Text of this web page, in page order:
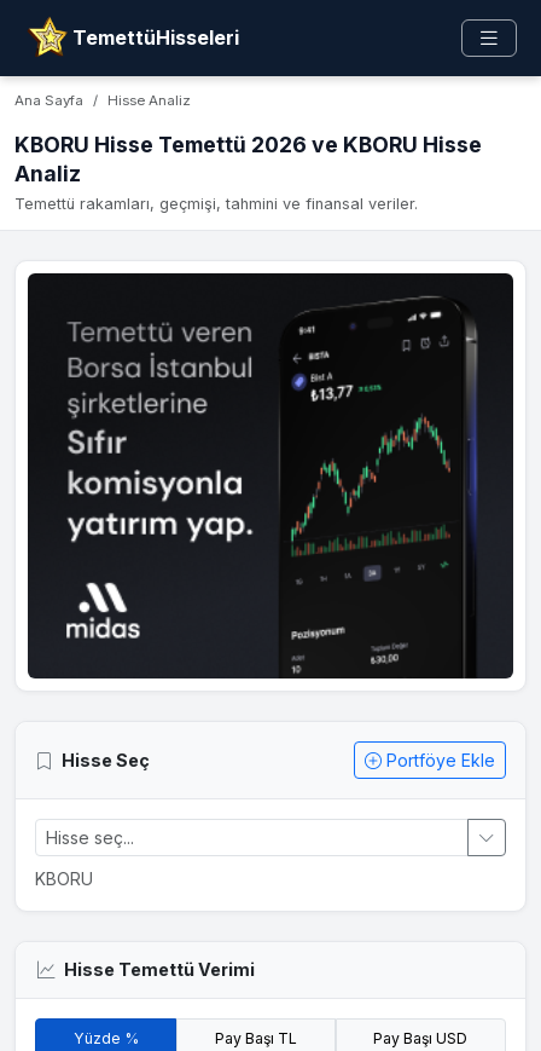
TemettüHisseleri
Ana Sayfa Hisse Analiz
KBORU Hisse Temettü 2026 ve KBORU Hisse
Analiz
Temettü rakamları, geçmişi, tahmini ve finansal veriler.
Hisse Seç Portföye Ekle
KBORU
Hisse Temettü Verimi
Yüzde % Pay Başı TL Pay Başı USD